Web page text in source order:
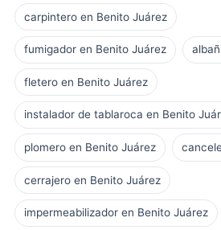
carpintero en Benito Juárez
fumigador en Benito Juárez
fletero en Benito Juárez
instalador de tablaroca en Benito
plomero en Benito Juárez
cerrajero en Benito Juárez
impermeabilizador en Benito Juárez